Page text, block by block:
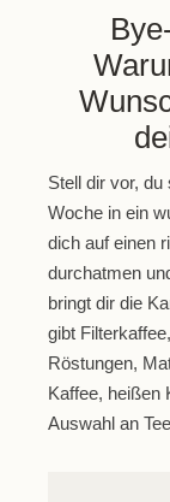
Stell dir vor,
Woche in ein
dich auf einen
durchatmen
bringt dir die
gibt
Röstungen,
Kaffee, heißen
Auswahl an